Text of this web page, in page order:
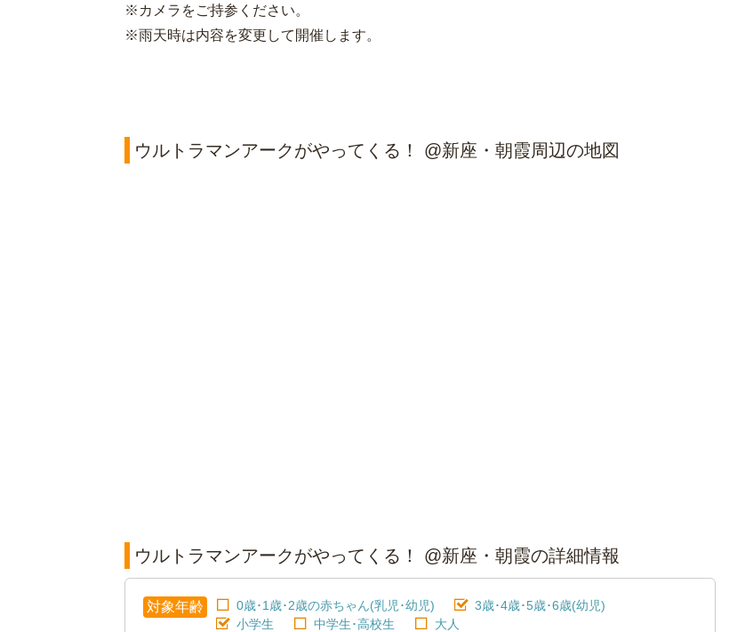
※カメラをご持参ください。
※雨天時は内容を変更して開催します。
ウルトラマンアークがやってくる！ @新座・朝霞周辺の地図
ウルトラマンアークがやってくる！ @新座・朝霞の詳細情報
対象年齢 0歳･1歳･2歳の赤ちゃん(乳児･幼児)
3歳･4歳･5歳･6歳(幼児)
小学生
中学生･高校生 大人